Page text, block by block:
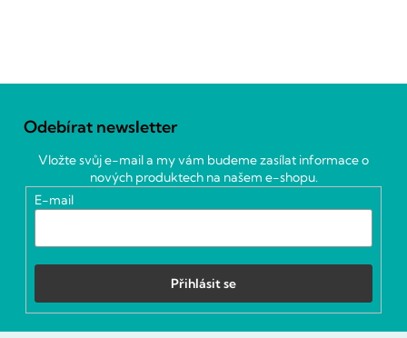
Odebírat newsletter
Vložte svůj e-mail a my vám budeme zasílat informace o
nových produktech na našem e-shopu.
E-mail
Přihlásit se